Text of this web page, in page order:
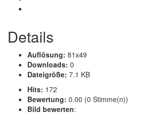
Details
Auflösung: 81x49
Downloads: 0
Dateigröße: 7.1 KB
Hits: 172
Bewertung: 0.00 (0 Stimme(n))
Bild bewerten: